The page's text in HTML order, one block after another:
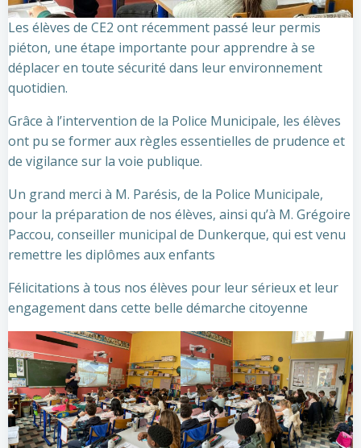
Les élèves de CE2 ont récemment passé leur permis
piéton, une étape importante pour apprendre à se
déplacer en toute sécurité dans leur environnement
quotidien.
Grâce à l’intervention de la Police Municipale, les élèves
ont pu se former aux règles essentielles de prudence et
de vigilance sur la voie publique.
Un grand merci à M. Parésis, de la Police Municipale,
pour la préparation de nos élèves, ainsi qu’à M. Grégoire
Paccou, conseiller municipal de Dunkerque, qui est venu
remettre les diplômes aux enfants
Félicitations à tous nos élèves pour leur sérieux et leur
engagement dans cette belle démarche citoyenne